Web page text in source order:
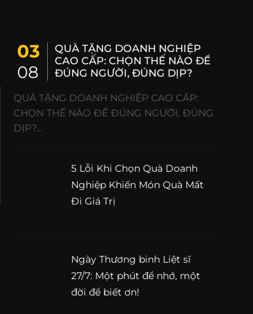
03
08
QUÀ TẶNG DOANH NGHIỆP
CAO CẤP: CHỌN THẾ NÀO ĐỂ
ĐÚNG NGƯỜI, ĐÚNG DỊP?
QUÀ TẶNG DOANH NGHIỆP CAO CẤP:
CHỌN THẾ NÀO ĐỂ ĐÚNG NGƯỜI, ĐÚNG
DỊP?...
5 Lỗi Khi Chọn Quà Doanh
Nghiệp Khiến Món Quà Mất
Đi Giá Trị
Ngày Thương binh Liệt sĩ
27/7: Một phút để nhớ, một
đời để biết ơn!